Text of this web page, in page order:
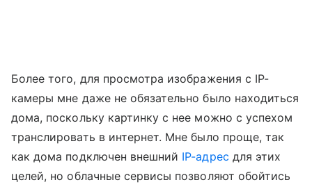
Более того, для просмотра изображения с IP-
камеры мне даже не обязательно было находиться
дома, поскольку картинку с нее можно с успехом
транслировать в интернет. Мне было проще, так
как дома подключен внешний IP-адрес для этих
целей, но облачные сервисы позволяют обойтись